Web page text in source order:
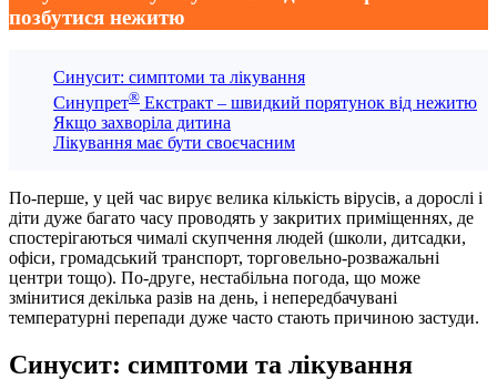
позбутися нежитю
Синусит: симптоми та лікування
Синупрет® Екстракт – швидкий порятунок від нежитю
Якщо захворіла дитина
Лікування має бути своєчасним
По-перше, у цей час вирує велика кількість вірусів, а дорослі і
діти дуже багато часу проводять у закритих приміщеннях, де
спостерігаються чималі скупчення людей (школи, дитсадки,
офіси, громадський транспорт, торговельно-розважальні
центри тощо). По-друге, нестабільна погода, що може
змінитися декілька разів на день, і непередбачувані
температурні перепади дуже часто стають причиною застуди.
Синусит: симптоми та лікування